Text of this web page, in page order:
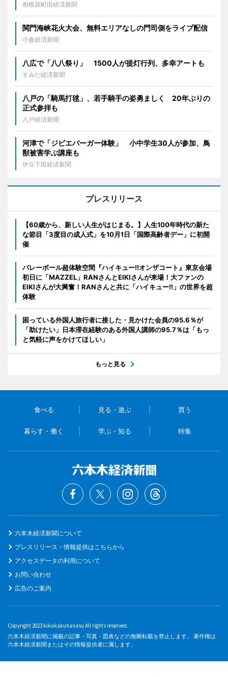
相模原町田経済新聞
関門海峡花火大会、無料エリアなしの門司側をライブ配信
小倉経済新聞
八広で「八八祭り」 1500人が提灯行列、多幸アートも
すみだ経済新聞
八戸の「騎馬打毬」、若手騎手の姿勇ましく 20年ぶりの
正式参拝も
八戸経済新聞
河津で「ジビエバーガー体験」 小中学生30人が参加、鳥
獣被害学ぶ講座も
伊豆下田経済新聞
プレスリリース
【60歳から、新しい人生がはじまる。】人生100年時代の新た
な節目「3度目の成人式」を10月1日「国際高齢者デー」に初開
催
バレーボール超体験空間『ハイキュー!!オンザコート』東京会場
初日に「MAZZEL」RANさんとEIKIさんが来場！大ファンの
EIKIさんが大興奮！RANさんと共に「ハイキュー!!」の世界を超
体験
困っている外国人旅行者に接した・見かけた会員の95.6％が
「助けたい」日本滞在経験のある外国人講師の95.7％は「もっ
と気軽に声をかけてほしい」
もっと見る
食べる 見る・遊ぶ 買う
暮らす・働く 学ぶ・知る 特集
六本木経済新聞について
プレスリリース・情報提供はこちらから
アクセスデータの利用について
お問い合わせ
広告のご案内
Copyright 2023 kikukakuhanasu All rights reserved.
六本木経済新聞に掲載の記事・写真・図表などの無断転載を禁止します。 著作権は
六本木経済新聞またはその情報提供者に属します。